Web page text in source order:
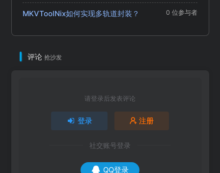
MKVToolNix如何实现多轨道封装？ 0 位参与者
评论 抢沙发
请登录后发表评论
登录 注册
社交账号登录
QQ登录